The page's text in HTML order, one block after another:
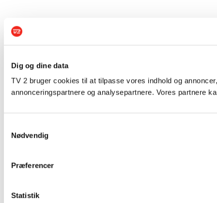
Dig og dine data
TV 2 bruger cookies til at tilpasse vores indhold og
annonceringspartnere og analysepartnere. Vores partnere
Nødvendig
Præferencer
Statistik